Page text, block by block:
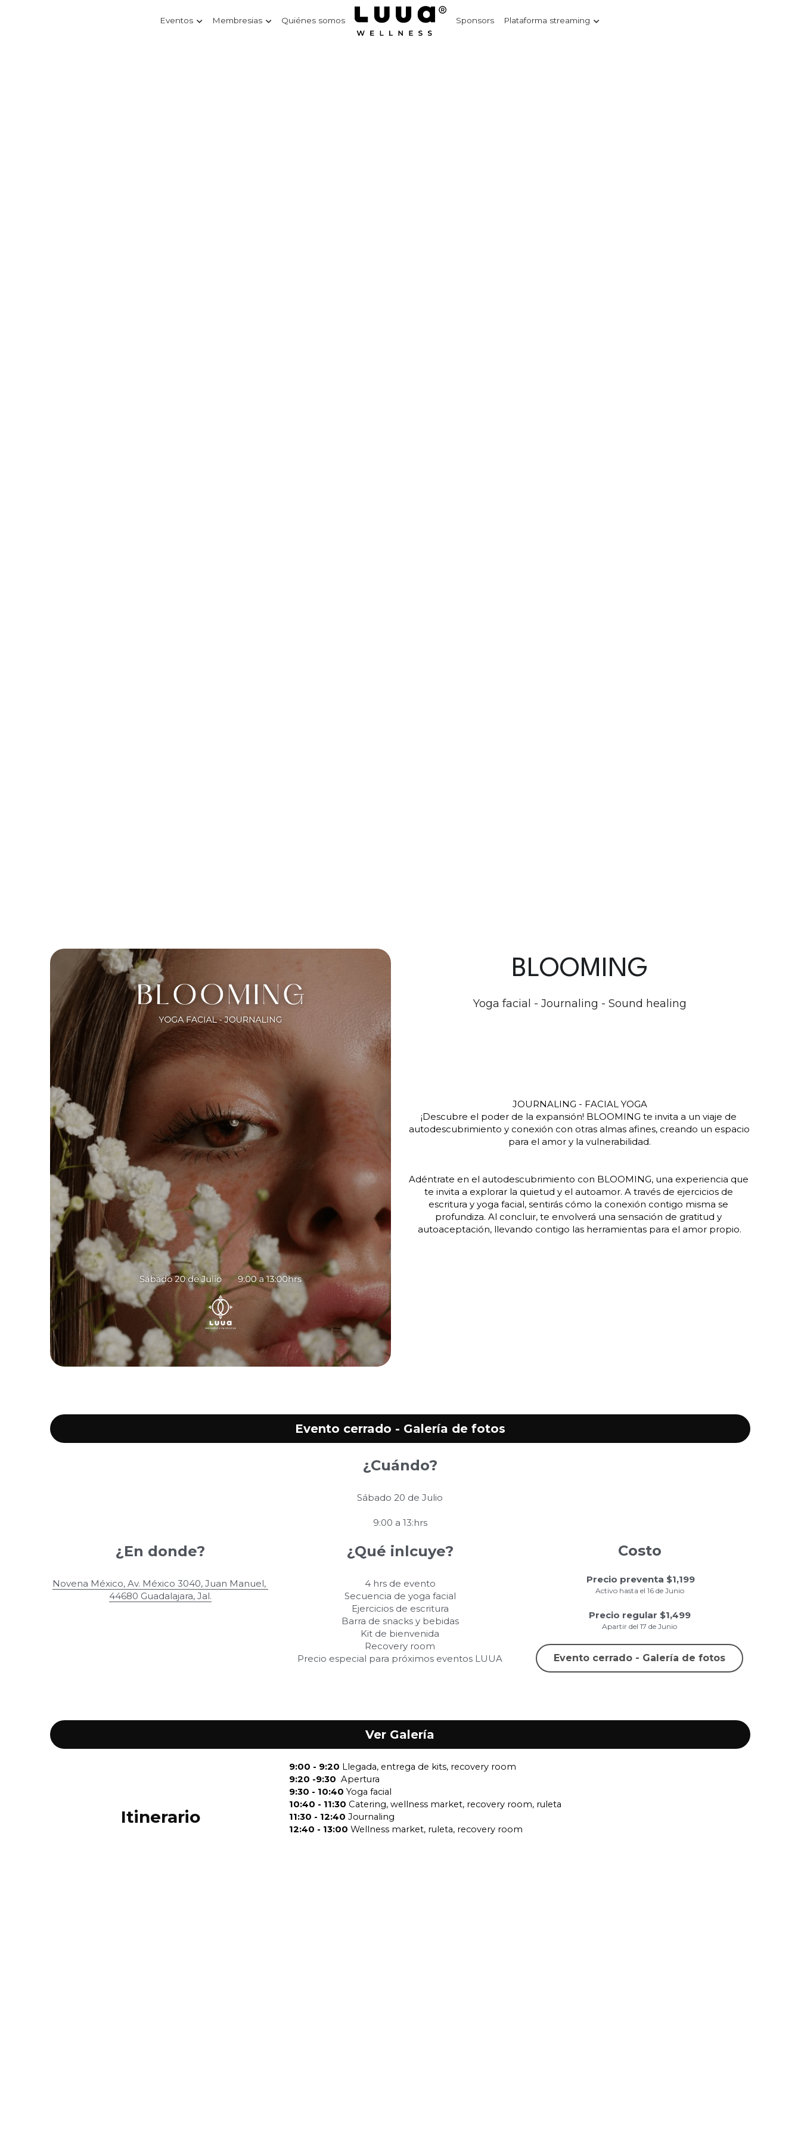
Eventos Membresias Quiénes somos Sponsors Plataforma streaming
BLOOMING
Yoga facial - Journaling - Sound healing
JOURNALING - FACIAL YOGA
¡Descubre el poder de la expansión! BLOOMING te invita a un viaje de
autodescubrimiento y conexión con otras almas afines, creando un espacio
para el amor y la vulnerabilidad.
Adéntrate en el autodescubrimiento con BLOOMING, una experiencia que
te invita a explorar la quietud y el autoamor. A través de ejercicios de
escritura y yoga facial, sentirás cómo la conexión contigo misma se
profundiza. Al concluir, te envolverá una sensación de gratitud y
autoaceptación, llevando contigo las herramientas para el amor propio.
Evento cerrado - Galería de fotos
¿Cuándo?
Sábado 20 de Julio
9:00 a 13:hrs
¿En donde?
Novena México, Av. México 3040, Juan Manuel,
44680 Guadalajara, Jal.
¿Qué inlcuye?
4 hrs de evento
Secuencia de yoga facial
Ejercicios de escritura
Barra de snacks y bebidas
Kit de bienvenida
Recovery room
Precio especial para próximos eventos LUUA
Costo
Precio preventa $1,199
Activo hasta el 16 de Junio
Precio regular $1,499
Apartir del 17 de Junio
Evento cerrado - Galería de fotos
Ver Galería
Itinerario
9:00 - 9:20 Llegada, entrega de kits, recovery room
9:20 -9:30 Apertura
9:30 - 10:40 Yoga facial
10:40 - 11:30 Catering, wellness market, recovery room, ruleta
11:30 - 12:40 Journaling
12:40 - 13:00 Wellness market, ruleta, recovery room